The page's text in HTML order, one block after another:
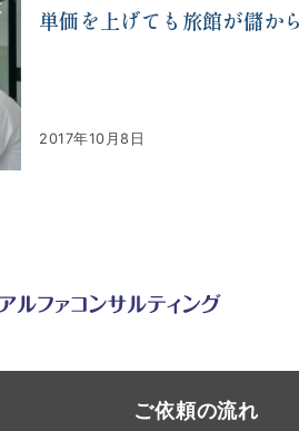
単価を上げても旅館が儲か
2017年10月8日
ご依頼の流れ